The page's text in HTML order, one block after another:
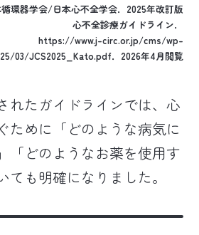
循環器学会/日本心不全学会．2025年改訂版
心不全診療ガイドライン．
https://www.j-circ.or.jp/cms/wp-
03/JCS2025_Kato.pdf．2026年4月閲覧
れたガイドラインでは、心
ために「どのような病気に
「どのようなお薬を使用す
ても明確になりました。